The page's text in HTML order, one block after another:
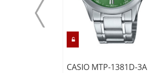
CASIO MTP-1381D-3A